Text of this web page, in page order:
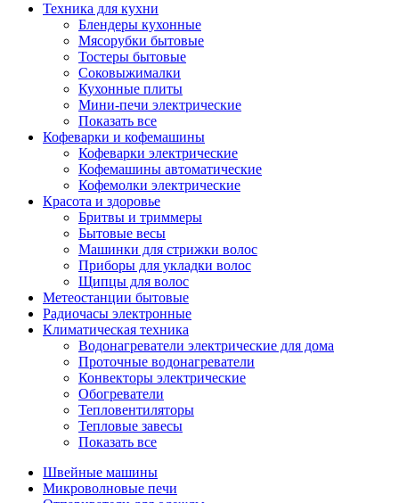
Техника для кухни
Блендеры кухонные
Мясорубки бытовые
Тостеры бытовые
Соковыжималки
Кухонные плиты
Мини-печи электрические
Показать все
Кофеварки и кофемашины
Кофеварки электрические
Кофемашины автоматические
Кофемолки электрические
Красота и здоровье
Бритвы и триммеры
Бытовые весы
Машинки для стрижки волос
Приборы для укладки волос
Щипцы для волос
Метеостанции бытовые
Радиочасы электронные
Климатическая техника
Водонагреватели электрические для дома
Проточные водонагреватели
Конвекторы электрические
Обогреватели
Тепловентиляторы
Тепловые завесы
Показать все
Швейные машины
Микроволновые печи